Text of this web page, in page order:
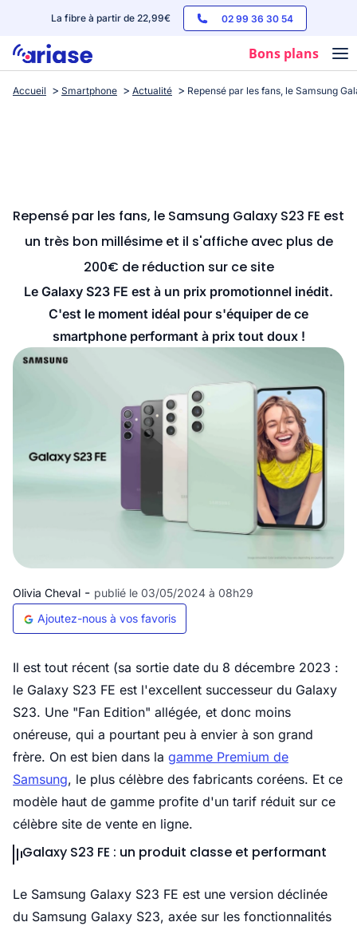
La fibre à partir de 22,99€ 02 99 36 30 54
Bons plans
Box internet
Streaming
Accueil Smartphone Actualité Repensé par les fans, le Samsung
Repensé par les fans, le Samsung Galaxy S23 FE est
un très bon millésime et il s'affiche avec plus de
200€ de réduction sur ce site
Le Galaxy S23 FE est à un prix promotionnel inédit.
C'est le moment idéal pour s'équiper de ce
smartphone performant à prix tout doux !
Olivia Cheval - publié le 03/05/2024 à 08h29
Ajoutez-nous à vos favoris
Il est tout récent (sa sortie date du 8 décembre 2023 :
le Galaxy S23 FE est l'excellent successeur du Galaxy
S23. Une "Fan Edition" allégée, et donc moins
onéreuse, qui a pourtant peu à envier à son grand
frère. On est bien dans la gamme Premium de
Samsung, le plus célèbre des fabricants coréens. Et ce
modèle haut de gamme profite d'un tarif réduit sur ce
célèbre site de vente en ligne.
Galaxy S23 FE : un produit classe et performant
Le Samsung Galaxy S23 FE est une version déclinée
du Samsung Galaxy S23, axée sur les fonctionnalités